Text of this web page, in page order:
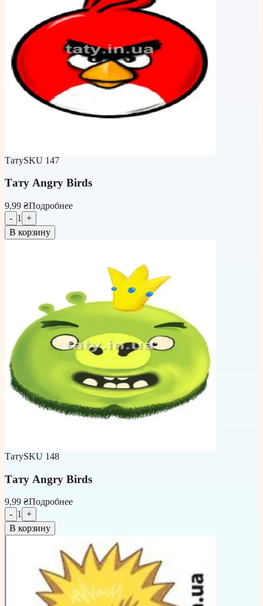
ТатуSKU 147
Тату Angry Birds
9,99 ₴Подробнее
- 1
+
В корзину
ТатуSKU 148
Тату Angry Birds
9,99 ₴Подробнее
- 1
+
В корзину